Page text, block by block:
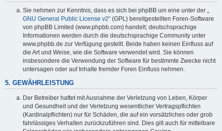
Sie nehmen zur Kenntnis, dass es sich bei phpBB um eine unter der „
GNU General Public License v2“ (GPL) bereitgestellten Foren-Software
von phpBB Limited (www.phpbb.com) handelt; deutschsprachige
Informationen werden durch die deutschsprachige Community unter
www.phpbb.de zur Verfügung gestellt. Beide haben keinen Einfluss auf
die Art und Weise, wie die Software verwendet wird. Sie können
insbesondere die Verwendung der Software für bestimmte Zwecke nicht
untersagen oder auf Inhalte fremder Foren Einfluss nehmen.
5. GEWÄHRLEISTUNG
Der Betreiber haftet mit Ausnahme der Verletzung von Leben, Körper
und Gesundheit und der Verletzung wesentlicher Vertragspflichten
(Kardinalpflichten) nur für Schäden, die auf ein vorsätzliches oder grob
fahrlässiges Verhalten zurückzuführen sind. Dies gilt auch für mittelbare